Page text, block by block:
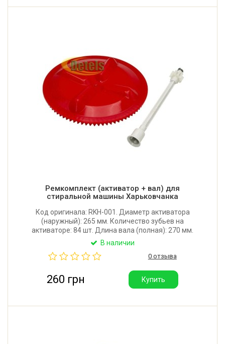
Ремкомплект (активатор + вал) для
стиральной машины Харьковчанка
Код оригинала: RKH-001. Диаметр активатора
(наружный): 265 мм. Количество зубьев на
активаторе: 84 шт. Длина вала (полная): 270 мм.
Количество зубьев на валу: 10 шт. Производитель:
В наличии
0 отзыва
260 грн Купить